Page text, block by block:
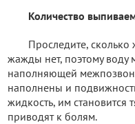
Количество
Проследите,
жажды нет, поэтому воду
наполняющей
наполнены и
жидкость, им становится
приводят к болям.